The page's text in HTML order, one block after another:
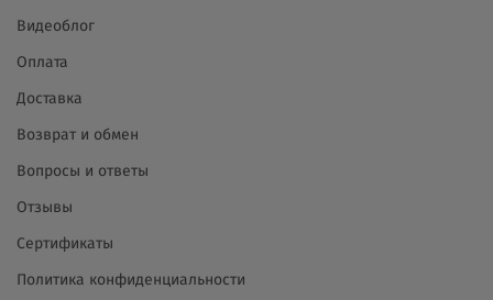
Видеоблог
Оплата
Доставка
Возврат и обмен
Вопросы и ответы
Отзывы
Сертификаты
Политика конфиденциальности